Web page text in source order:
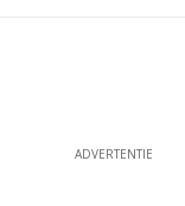
ADVERTENTIE